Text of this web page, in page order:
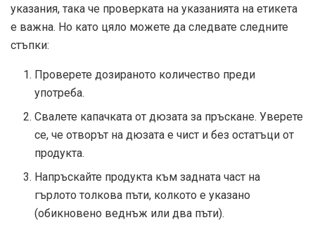
указания, така че проверката на указанията на етикета
е важна. Но като цяло можете да следвате следните
стъпки:
Проверете дозираното количество преди
употреба.
Свалете капачката от дюзата за пръскане. Уверете
се, че отворът на дюзата е чист и без остатъци от
продукта.
Напръскайте продукта към задната част на
гърлото толкова пъти, колкото е указано
(обикновено веднъж или два пъти).